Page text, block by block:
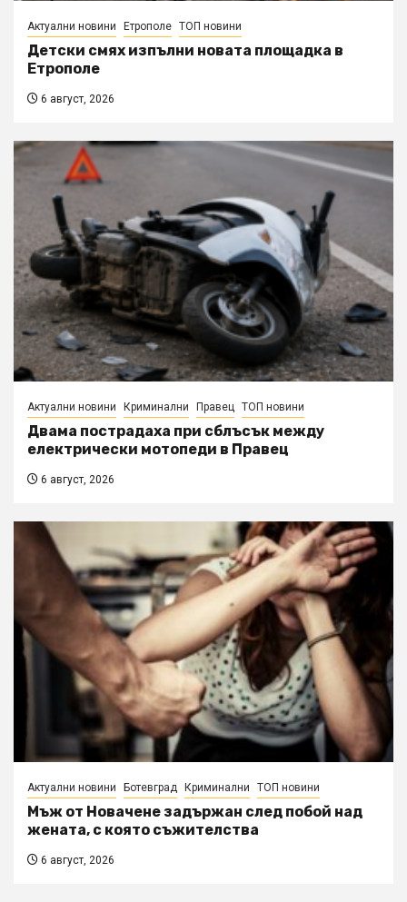
Актуални новини Етрополе ТОП новини
Детски смях изпълни новата площадка в
Етрополе
6 август, 2026
Актуални новини Криминални Правец ТОП новини
Двама пострадаха при сблъсък между
електрически мотопеди в Правец
6 август, 2026
Актуални новини Ботевград Криминални ТОП новини
Мъж от Новачене задържан след побой над
жената, с която съжителства
6 август, 2026